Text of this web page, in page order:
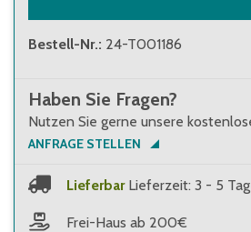
Bestell-Nr.: 24-T001186
Haben Sie Fragen?
Nutzen Sie gerne unsere
ANFRAGE STELLEN
Lieferbar Lieferzeit: 3 - 5
Frei-Haus ab 200€